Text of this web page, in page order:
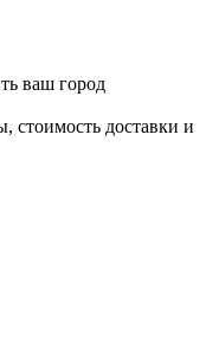
ваш город
стоимость доставки и